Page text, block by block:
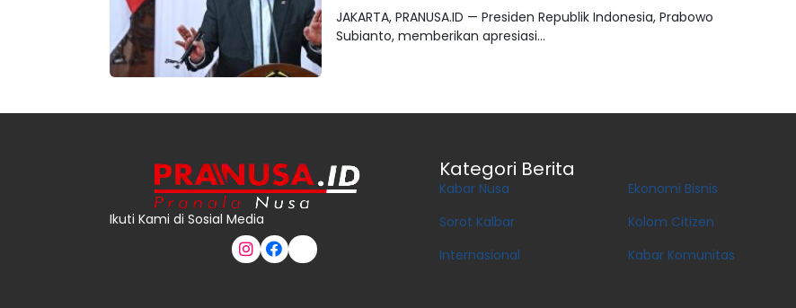
JAKARTA, PRANUSA.ID — Presiden Republik Indonesia, Prabowo
Subianto, memberikan apresiasi…
Ikuti Kami di Sosial Media
Kategori Berita
Kabar Nusa
Sorot Kalbar
Internasional
Ekonomi Bisnis
Kolom Citizen
Kabar Komunitas